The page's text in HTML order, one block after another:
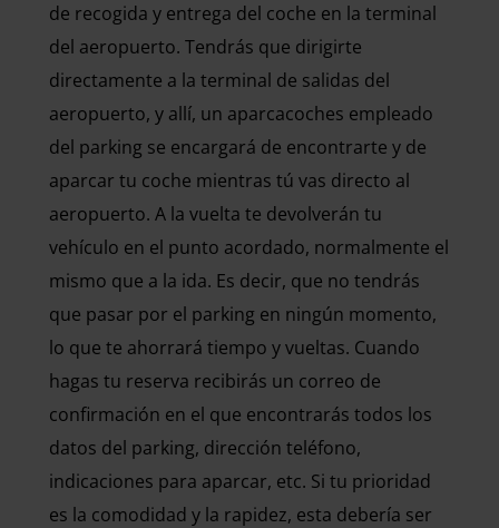
de recogida y entrega del coche en la terminal
del aeropuerto. Tendrás que dirigirte
directamente a la terminal de salidas del
aeropuerto, y allí, un aparcacoches empleado
del parking se encargará de encontrarte y de
aparcar tu coche mientras tú vas directo al
aeropuerto. A la vuelta te devolverán tu
vehículo en el punto acordado, normalmente el
mismo que a la ida. Es decir, que no tendrás
que pasar por el parking en ningún momento,
lo que te ahorrará tiempo y vueltas. Cuando
hagas tu reserva recibirás un correo de
confirmación en el que encontrarás todos los
datos del parking, dirección teléfono,
indicaciones para aparcar, etc. Si tu prioridad
es la comodidad y la rapidez, esta debería ser